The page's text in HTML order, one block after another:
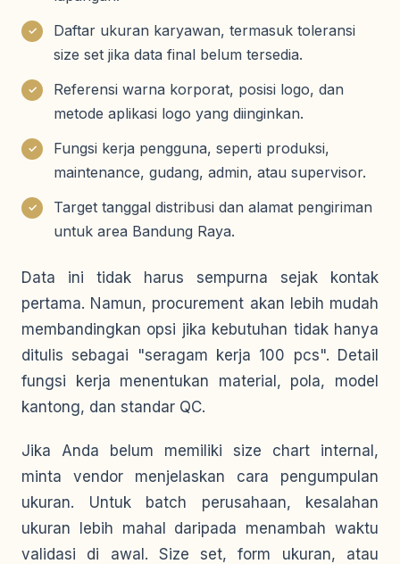
✓
Daftar ukuran karyawan, termasuk toleransi
size set jika data final belum tersedia.
✓
Referensi warna korporat, posisi logo, dan
metode aplikasi logo yang diinginkan.
✓
Fungsi kerja pengguna, seperti produksi,
maintenance, gudang, admin, atau supervisor.
✓
Target tanggal distribusi dan alamat pengiriman
untuk area Bandung Raya.
Data ini tidak harus sempurna sejak kontak
pertama. Namun, procurement akan lebih mudah
membandingkan opsi jika kebutuhan tidak hanya
ditulis sebagai "seragam kerja 100 pcs". Detail
fungsi kerja menentukan material, pola, model
kantong, dan standar QC.
Jika Anda belum memiliki size chart internal,
minta vendor menjelaskan cara pengumpulan
ukuran. Untuk batch perusahaan, kesalahan
ukuran lebih mahal daripada menambah waktu
validasi di awal. Size set, form ukuran, atau